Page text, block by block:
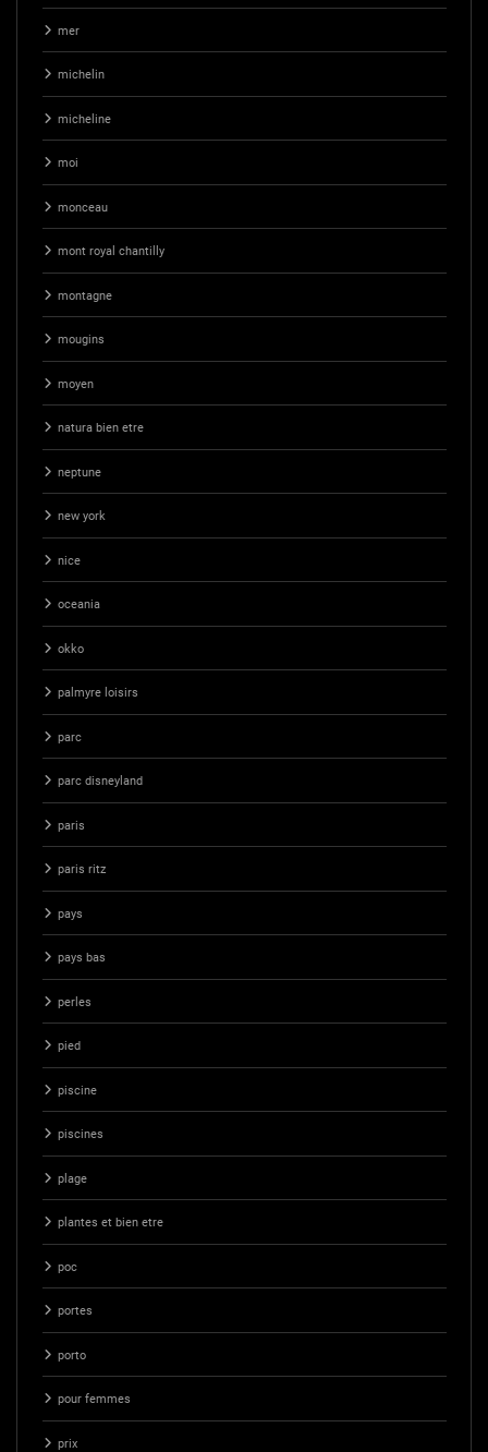
mer
michelin
micheline
moi
monceau
mont royal chantilly
montagne
mougins
moyen
natura bien etre
neptune
new york
nice
oceania
okko
palmyre loisirs
parc
parc disneyland
paris
paris ritz
pays
pays bas
perles
pied
piscine
piscines
plage
plantes et bien etre
poc
portes
porto
pour femmes
prix